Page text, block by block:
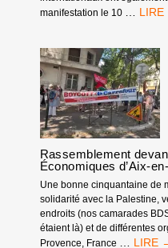
manifestation le 10
LA
DOIT
ÊTRE
DES
!
Rassemblement
Économiques d’Aix-
Une bonne cinquantaine de
solidarité avec la Palestine,
endroits (nos camarades
étaient là) et de différentes
Provence, France